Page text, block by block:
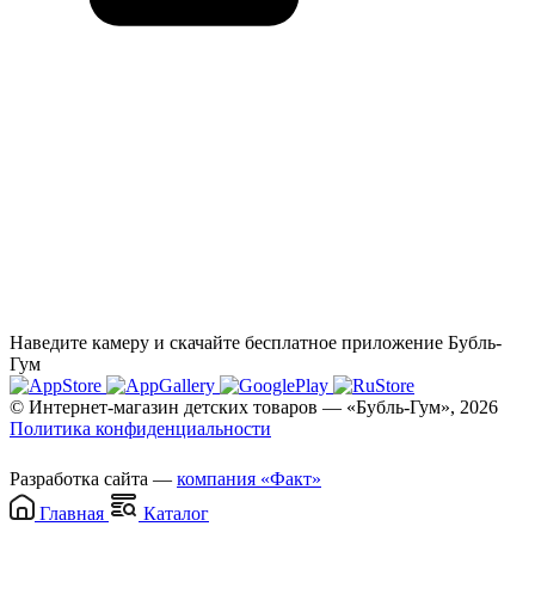
Наведите камеру и скачайте бесплатное приложение Бубль-
Гум
© Интернет-магазин детских товаров — «Бубль-Гум», 2026
Политика конфиденциальности
Разработка сайта — компания «Факт»
Главная
Каталог